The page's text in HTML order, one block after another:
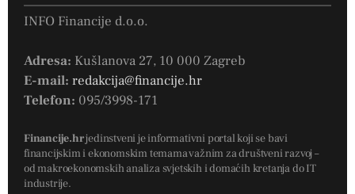
INFO Financije d.o.o.
Adresa: Kušlanova 27, 10 000 Zagreb
E-mail: redakcija@financije.hr
Telefon: 095/3998-171
Financije.hrjedinstveni je informativni portal koji se bavi
financijskim i ekonomskim temama važnim za društveni razvoj –
od makroekonomskih analiza svjetskih i domaćih kretanja do IT
industrije.